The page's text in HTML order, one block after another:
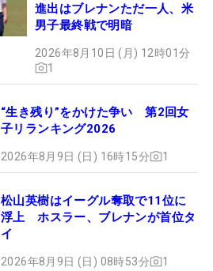
進出はブレナンただ一人、米
男子最終戦で明暗
2026年8月10日 (月) 12時01分
1
“生き残り”をかけた争い 第2回女
子リランキング2026
2026年8月9日 (日) 16時15分 1
松山英樹はイーグル奪取で11位に
浮上 ホスラー、ブレナンが首位タ
イ
2026年8月9日 (日) 08時53分 1